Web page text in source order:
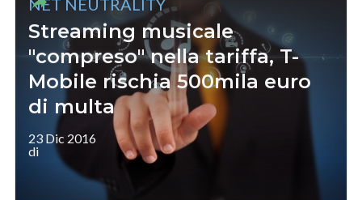
NET NEUTRALITY
Streaming musicale
"compreso" nella tariffa, T-
Mobile rischia 500mila euro
di multa
23 Dic 2016
di